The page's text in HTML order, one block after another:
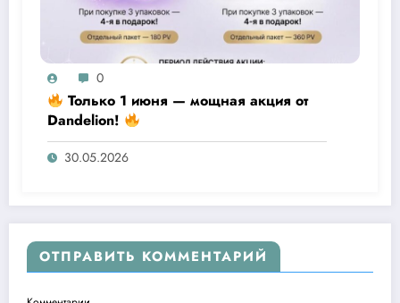
0
Только 1 июня — мощная акция от
Dandelion!
30.05.2026
ОТПРАВИТЬ КОММЕНТАРИЙ